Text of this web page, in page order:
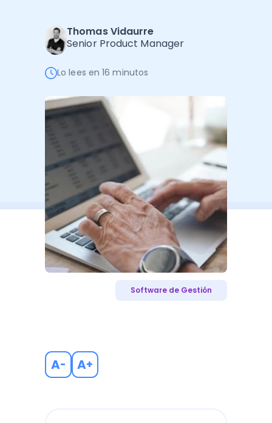
Administración Empresarial
Ver todo
Software Factura y Administración
Autores
Thomas Vidaurre
Senior Product Manager
Lo lees en 16 minutos
Software de Gestión
A- A+